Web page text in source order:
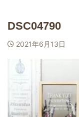
DSC04790
2021年6月13日